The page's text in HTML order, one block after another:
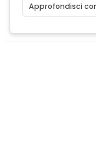
Approfondisci